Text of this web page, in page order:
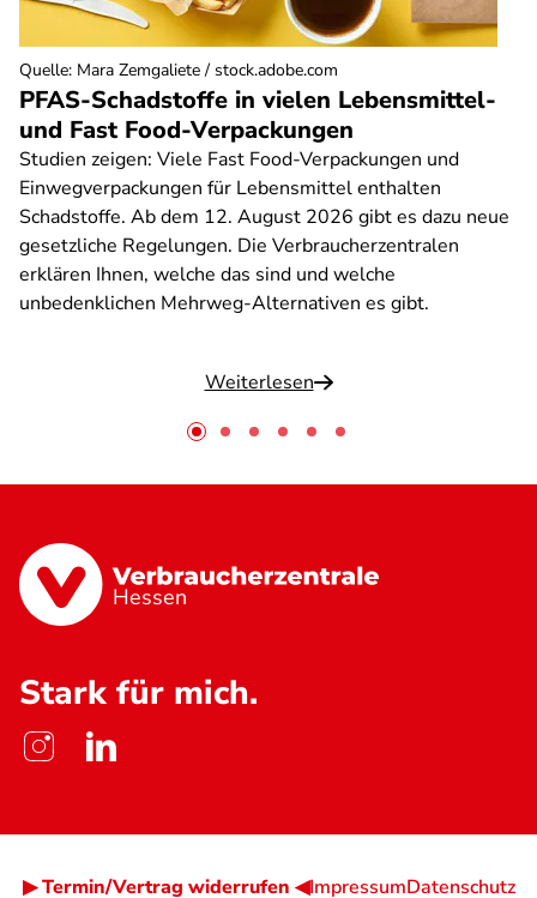
PFAS-Schadstoffe in vielen Lebensmittel-
und Fast Food-Verpackungen
Studien zeigen: Viele Fast Food-Verpackungen und
Einwegverpackungen für Lebensmittel enthalten
Schadstoffe. Ab dem 12. August 2026 gibt es dazu neue
gesetzliche Regelungen. Die Verbraucherzentralen
erklären Ihnen, welche das sind und welche
unbedenklichen Mehrweg-Alternativen es gibt.
Weiterlesen
Quelle: Mara Zemgaliete / stock.adobe.com
Hessen
Stark für mich.
▶ Termin/Vertrag widerrufen ◀ImpressumDatenschutz